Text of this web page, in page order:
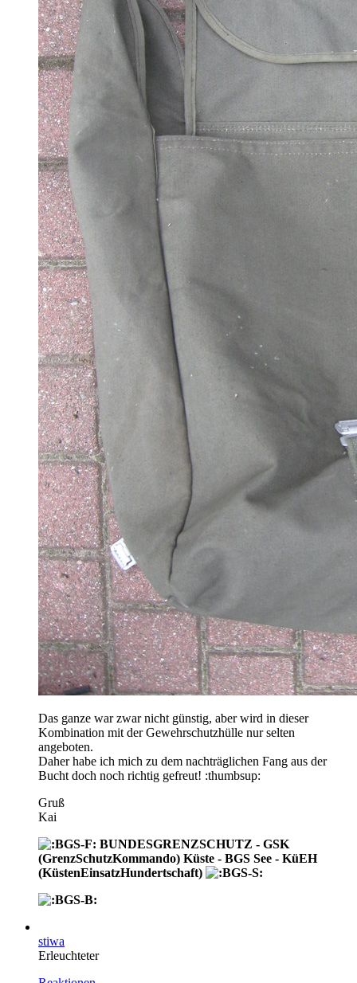
Das ganze war zwar nicht günstig, aber wird in dieser
Kombination mit der Gewehrschutzhülle nur selten
angeboten.
Daher habe ich mich zu dem nachträglichen Fang aus der
Bucht doch noch richtig gefreut! :thumbsup:
Gruß
Kai
BUNDESGRENZSCHUTZ - GSK
(GrenzSchutzKommando) Küste - BGS See - KüEH
(KüstenEinsatzHundertschaft)
stiwa
Erleuchteter